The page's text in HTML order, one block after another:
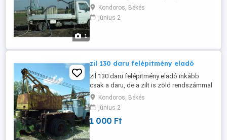
1
szárazon)Felszerelés kis helyen elfér.
csöveket 40-50-63-110-125-ös átmérőben
rakjuk le, de nem azzal fúrunk ! Kutakat
mindenkit visszahívok. VÍZKÚTFÚRÁS
digitális ...
Kondoros, Békés
június 2
zil 130 daru felépitmény eladó
zil 130 daru felépitmény eladó inkább
csak a daru, de a zilt is zöld rendszámmal
is
Kondoros, Békés
június 2
1 000 Ft